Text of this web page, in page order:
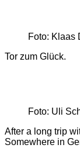
Foto: Klaas
Tor zum Glück.
Foto: Uli
After a long trip
Somewhere in